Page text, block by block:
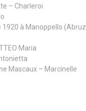
– Charleroi
1920 à Manoppello
Maria
Mascaux – Marcinelle